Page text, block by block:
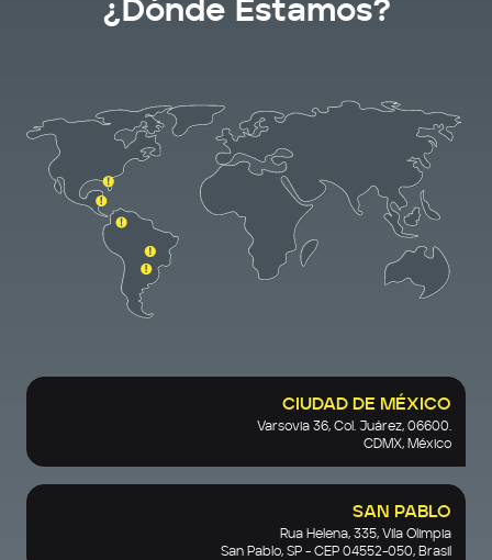
¿Dónde Estamos?
CIUDAD DE MÉXICO
Varsovia 36, Col. Juárez, 06600.
CDMX, México
SAN PABLO
Rua Helena, 335, Vila Olimpia
San Pablo, SP - CEP 04552-050, Brasil